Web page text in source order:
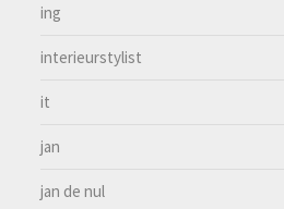
ing
interieurstylist
it
jan
jan de nul